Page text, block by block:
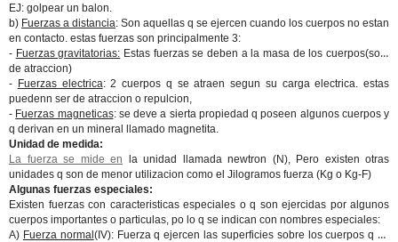
EJ: golpear un balon.
b) Fuerzas a distancia: Son aquellas q se ejercen cuando los cuerpos no estan
en contacto. estas fuerzas son principalmente 3:
- Fuerzas gravitatorias: Estas fuerzas se deben a la masa de los cuerpos(solo
de atraccion)
- Fuerzas electrica: 2 cuerpos q se atraen segun su carga electrica. estas
puedenn ser de atraccion o repulcion,
- Fuerzas magneticas: se deve a sierta propiedad q poseen algunos cuerpos y
q derivan en un mineral llamado magnetita.
Unidad de medida:
La fuerza se mide en la unidad llamada newtron (N), Pero existen otras
unidades q son de menor utilizacion como el Jilogramos fuerza (Kg o Kg-F)
Algunas fuerzas especiales:
Existen fuerzas con caracteristicas especiales o q son ejercidas por algunos
cuerpos importantes o particulas, po lo q se indican con nombres especiales:
A) Fuerza normal (IV): Fuerza q ejercen las superficies sobre los cuerpos q se